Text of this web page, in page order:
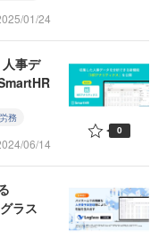
01/24
事デ
務
06/14
0
ラス